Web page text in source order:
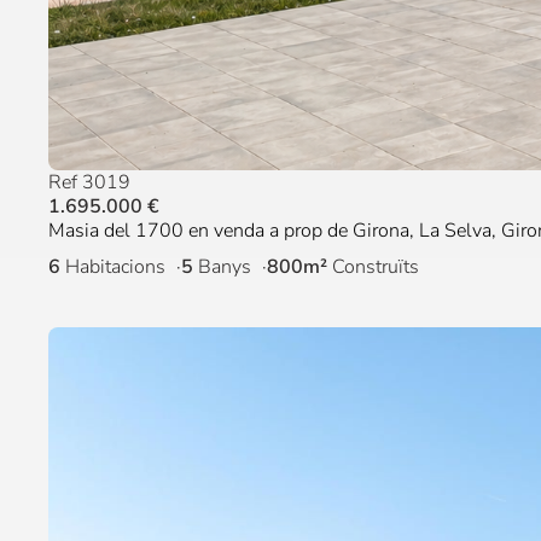
Ref 3019
1.695.000 €
Masia del 1700 en venda a prop de Girona, La Selva,
6 Habitacions 5 Banys 800m² Construïts